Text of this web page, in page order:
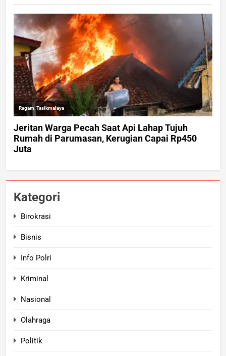
Kategori
Birokrasi
Bisnis
Info Polri
Kriminal
Nasional
Olahraga
Politik